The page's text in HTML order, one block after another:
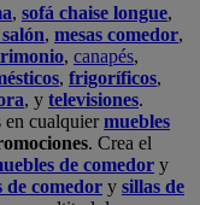
, sofá chaise longue,
, mesas comedor,
, canapés,
, frigoríficos,
, y televisiones.
en cualquiermuebles
. Crea el
de comedor y
de comedor y sillas de